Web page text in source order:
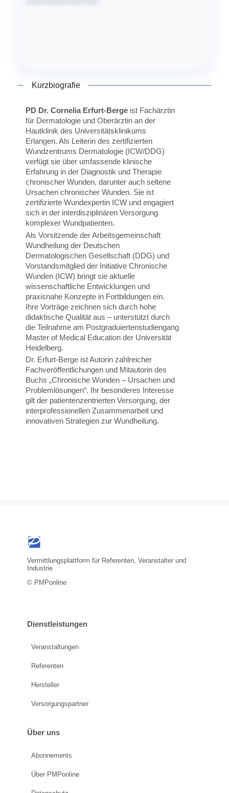
Kurzbiografie
PD Dr. Cornelia Erfurt-Bergeist Fachärztin
für Dermatologie und Oberärztin an der
Hautklinik des Universitätsklinikums
Erlangen. Als Leiterin des zertifizierten
Wundzentrums Dermatologie (ICW/DDG)
verfügt sie über umfassende klinische
Erfahrung in der Diagnostik und Therapie
chronischer Wunden, darunter auch seltene
Ursachen chronischer Wunden. Sie ist
zertifizierte Wundexpertin ICW und engagiert
sich in der interdisziplinären Versorgung
komplexer Wundpatienten.
Als Vorsitzende der Arbeitsgemeinschaft
Wundheilung der Deutschen
Dermatologischen Gesellschaft (DDG) und
Vorstandsmitglied der Initiative Chronische
Wunden (ICW) bringt sie aktuelle
wissenschaftliche Entwicklungen und
praxisnahe Konzepte in Fortbildungen ein.
Ihre Vorträge zeichnen sich durch hohe
didaktische Qualität aus – unterstützt durch
die Teilnahme am Postgraduiertenstudiengang
Master of Medical Education der Universität
Heidelberg.
Dr. Erfurt-Berge ist Autorin zahlreicher
Fachveröffentlichungen und Mitautorin des
Buchs „Chronische Wunden – Ursachen und
Problemlösungen“. Ihr besonderes Interesse
gilt der patientenzentrierten Versorgung, der
interprofessionellen Zusammenarbeit und
innovativen Strategien zur Wundheilung.
Vermittlungsplattform für Referenten, Veranstalter und
Industrie
© PMPonline
Dienstleistungen
Veranstaltungen
Referenten
Hersteller
Versorgungspartner
Über uns
Abonnements
Über PMPonline